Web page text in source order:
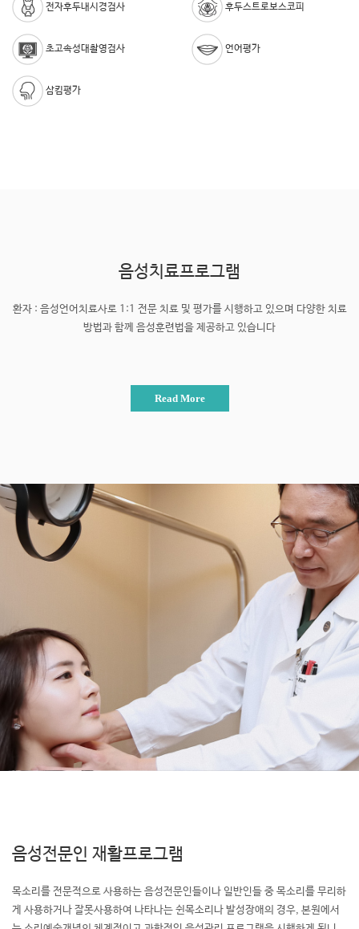
전자후두내시경검사 후두스트로보스코피
초고속성대촬영검사 언어평가
삼킴평가
음성치료프로그램
환자 : 음성언어치료사로 1:1 전문 치료 및 평가를 시행하고 있으며 다양한 치료
방법과 함께 음성훈련법을 제공하고 있습니다
Read More
음성전문인 재활프로그램
목소리를 전문적으로 사용하는 음성전문인들이나 일반인들 중 목소리를 무리하
게 사용하거나 잘못사용하여 나타나는 쉰목소리나 발성장애의 경우, 본원에서